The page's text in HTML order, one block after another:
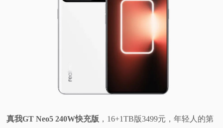
真我GT Neo5 240W快充版 ，16+1TB版3499元，年轻人的第